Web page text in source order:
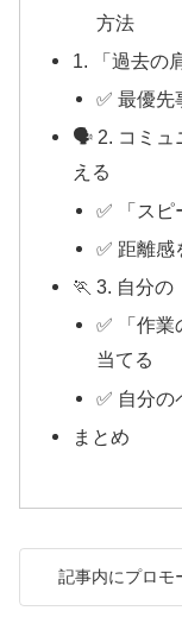
方法
1. 「過去の
✅ 最優先
🗣️ 2. コミュ
える
✅ 「スピ
✅ 距離感
🏃 3. 自分の
✅ 「作業
当てる
✅ 自分の
まとめ
記事内にプロモ